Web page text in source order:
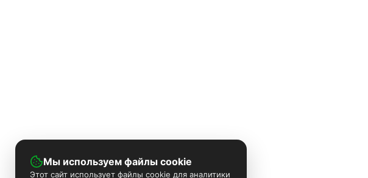
Мы используем файлы cookie
Этот сайт использует файлы cookie для аналитики